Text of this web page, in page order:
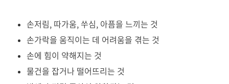
손저림, 따가움, 쑤심, 아픔을 느끼는 것
손가락을 움직이는 데 어려움을 겪는 것
손에 힘이 약해지는 것
물건을 잡거나 떨어뜨리는 것